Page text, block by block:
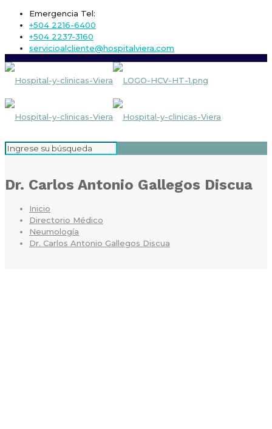
Emergencia Tel:
+504 2216-6400
+504 2237-3160
servicioalcliente@hospitalviera.com
Dr. Carlos Antonio Gallegos Discua
Inicio
Directorio Médico
Neumología
Dr. Carlos Antonio Gallegos Discua